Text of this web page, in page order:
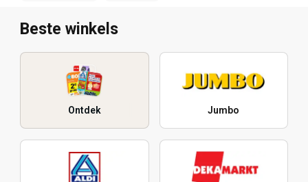
Beste winkels
Ontdek Jumbo